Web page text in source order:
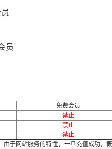
员
免费会员
禁止
禁止
禁止
由于网站服务的特性，一旦充值成功，